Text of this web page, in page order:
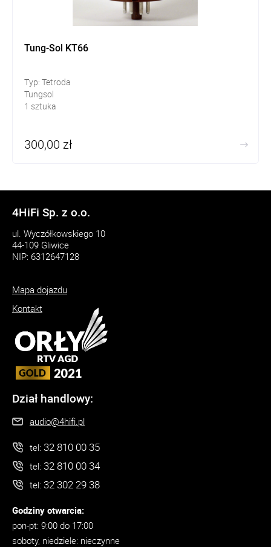
Tung-Sol KT66
Typ: Tetroda
Tungsol
1 sztuka
300,00 zł
4HiFi Sp. z o.o.
ul. Wyczółkowskiego 10
44-109 Gliwice
NIP: 6312647128
Mapa dojazdu
Kontakt
Dział handlowy:
audio@4hifi.pl
tel: 32 810 00 35
tel: 32 810 00 34
tel: 32 302 29 38
Godziny otwarcia:
pon-pt: 9:00 do 17:00
soboty, niedziele: nieczynne